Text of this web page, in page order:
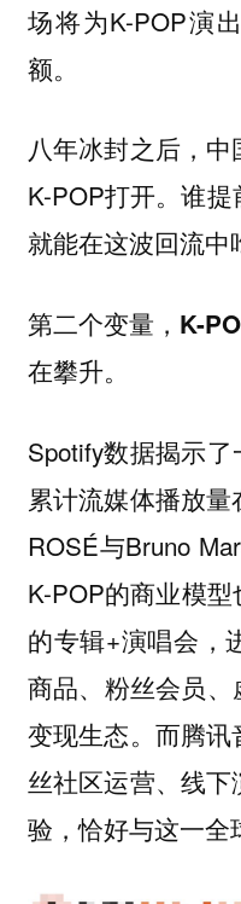
场将为K-POP演
额。
八年冰封之后，
K-POP打开。谁
就能在这波回流中
第二个变量，K-
在攀升。
Spotify数据揭示
累计流媒体播放量
ROSÉ与Bruno
K-POP的商业模
的专辑+演唱会，
商品、粉丝会员
变现生态。而腾
丝社区运营、线
验，恰好与这一全